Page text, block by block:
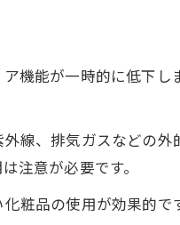
れを招く理由について
を深める生活習慣
ル摂取量の関連性を探る
ル量のリスク関係を解説
機能が一時的に低下
線、排気ガスなどの
注意が必要です。
品の使用が効果的で